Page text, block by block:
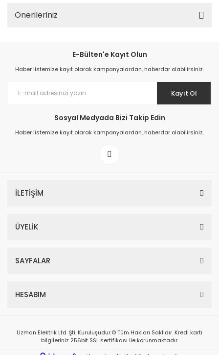
Önerileriniz
E-Bülten'e Kayıt Olun
Haber listemize kayıt olarak kampanyalardan, haberdar olabilirsiniz.
Kayıt Ol
Sosyal Medyada Bizi Takip Edin
Haber listemize kayıt olarak kampanyalardan, haberdar olabilirsiniz.
İLETİŞİM
ÜYELİK
SAYFALAR
HESABIM
Uzman Elektrik Ltd. Şti. Kuruluşudur.© Tüm Hakları Saklıdır. Kredi kartı
bilgileriniz 256bit SSL sertifikası ile korunmaktadır.